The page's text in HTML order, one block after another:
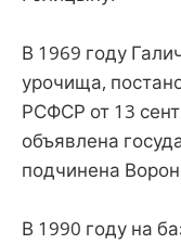
В 1969 году
урочища,
РСФСР от 13
объявлена
подчинена
В 1990 году на